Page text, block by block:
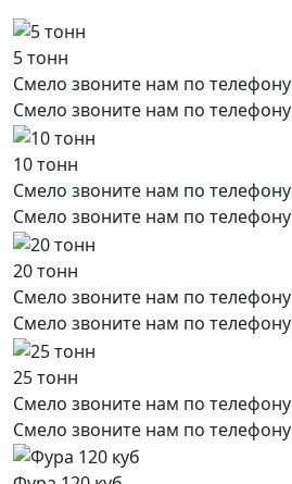
5 тонн
Смело звоните нам по телефону
Смело звоните нам по телефону
10 тонн
Смело звоните нам по телефону
Смело звоните нам по телефону
20 тонн
Смело звоните нам по телефону
Смело звоните нам по телефону
25 тонн
Смело звоните нам по телефону
Смело звоните нам по телефону